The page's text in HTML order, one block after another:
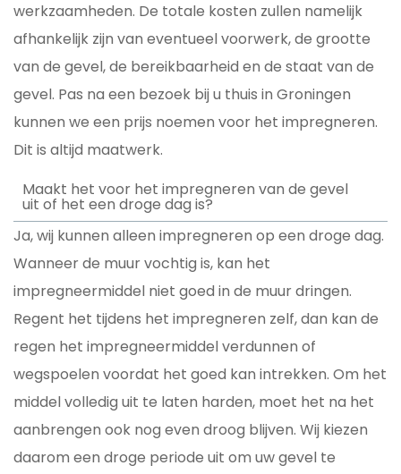
werkzaamheden. De totale kosten zullen namelijk
afhankelijk zijn van eventueel voorwerk, de grootte
van de gevel, de bereikbaarheid en de staat van de
gevel. Pas na een bezoek bij u thuis in Groningen
kunnen we een prijs noemen voor het impregneren.
Dit is altijd maatwerk.
Maakt het voor het impregneren van de gevel
uit of het een droge dag is?
Ja, wij kunnen alleen impregneren op een droge dag.
Wanneer de muur vochtig is, kan het
impregneermiddel niet goed in de muur dringen.
Regent het tijdens het impregneren zelf, dan kan de
regen het impregneermiddel verdunnen of
wegspoelen voordat het goed kan intrekken. Om het
middel volledig uit te laten harden, moet het na het
aanbrengen ook nog even droog blijven. Wij kiezen
daarom een droge periode uit om uw gevel te